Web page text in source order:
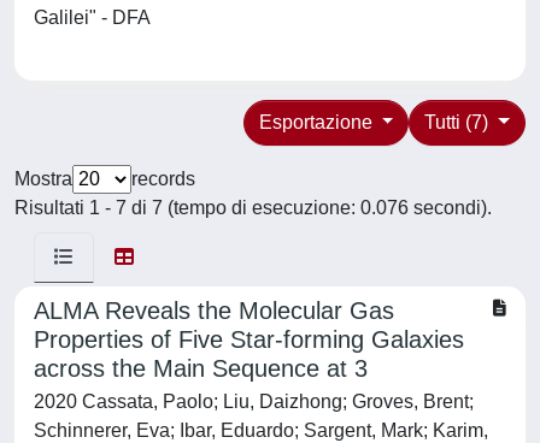
Galilei" - DFA
Tutti (7)
Esportazione
Mostra
records
Risultati 1 - 7 di 7 (tempo di esecuzione: 0.076 secondi).
ALMA Reveals the Molecular Gas
Properties of Five Star-forming Galaxies
across the Main Sequence at 3
2020 Cassata, Paolo; Liu, Daizhong; Groves, Brent;
Schinnerer, Eva; Ibar, Eduardo; Sargent, Mark; Karim,